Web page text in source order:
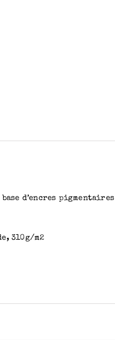
d’encres pigmentaires
310g/m2